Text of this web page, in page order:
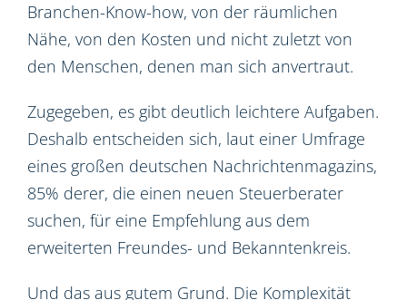
Branchen-Know-how, von der räumlichen
Nähe, von den Kosten und nicht zuletzt von
den Menschen, denen man sich anvertraut.
Zugegeben, es gibt deutlich leichtere Aufgaben.
Deshalb entscheiden sich, laut einer Umfrage
eines großen deutschen Nachrichtenmagazins,
85% derer, die einen neuen Steuerberater
suchen, für eine Empfehlung aus dem
erweiterten Freundes- und Bekanntenkreis.
Und das aus gutem Grund. Die Komplexität